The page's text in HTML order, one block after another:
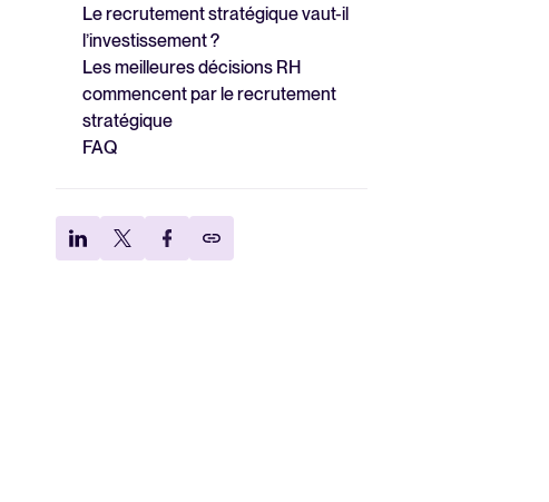
Le recrutement stratégique vaut-il
l’investissement ?
Les meilleures décisions RH
commencent par le recrutement
stratégique
FAQ